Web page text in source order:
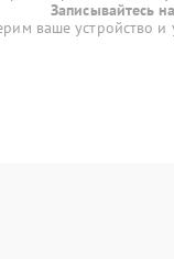
Записывайтесь
ваше устройство и